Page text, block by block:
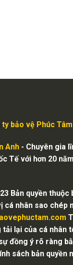
ty bảo vệ Phúc Tâm
Anh- Chuyên gia
Tế với hơn 20
Bản quyền thuộc
cá nhân sao chép
tải lại của cá nhân
đồng ý rõ ràng
sách bản quyền